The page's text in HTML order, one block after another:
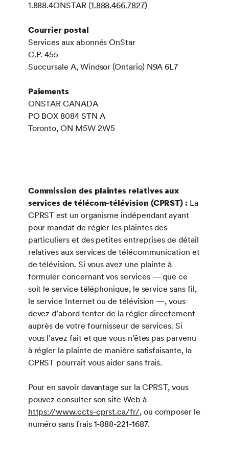
1.888.4ONSTAR (1.888.466.7827)
Courrier postal
Services aux abonnés OnStar
C.P. 455
Succursale A, Windsor (Ontario) N9A 6L7
Paiements
ONSTAR CANADA
PO BOX 8084 STN A
Toronto, ON M5W 2W5
Commission des plaintes relatives aux
services de télécom-télévision (CPRST) : La
CPRST est un organisme indépendant ayant
pour mandat de régler les plaintes des
particuliers et des petites entreprises de détail
relatives aux services de télécommunication et
de télévision. Si vous avez une plainte à
formuler concernant vos services — que ce
soit le service téléphonique, le service sans fil,
le service Internet ou de télévision —, vous
devez d’abord tenter de la régler directement
auprès de votre fournisseur de services. Si
vous l’avez fait et que vous n’êtes pas parvenu
à régler la plainte de manière satisfaisante, la
CPRST pourrait vous aider sans frais.
Pour en savoir davantage sur la CPRST, vous
pouvez consulter son site Web à
https://www.ccts-cprst.ca/fr/, ou composer le
numéro sans frais 1-888-221-1687.